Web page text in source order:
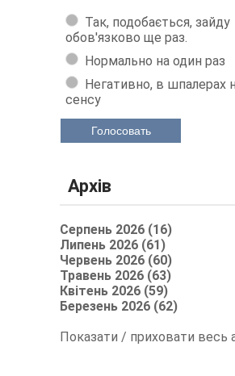
Так, подобається, зайду
обов'язково ще раз.
Нормально на один раз
Негативно, в шпалерах
сенсу
Голосовать
Архів
Серпень 2026 (16)
Липень 2026 (61)
Червень 2026 (60)
Травень 2026 (63)
Квітень 2026 (59)
Березень 2026 (62)
Показати / приховати весь